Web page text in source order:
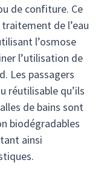
de confiture. Ce
de l’eau
l’osmose
l’utilisation de
Les passagers
réutilisable qu’ils
de bains sont
biodégradables
ainsi